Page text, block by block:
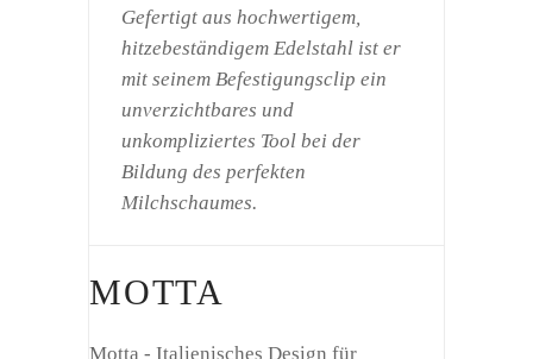
Gefertigt aus hochwertigem,
hitzebeständigem Edelstahl ist er
mit seinem Befestigungsclip ein
unverzichtbares und
unkompliziertes Tool bei der
Bildung des perfekten
Milchschaumes.
MOTTA
Motta - Italienisches Design für